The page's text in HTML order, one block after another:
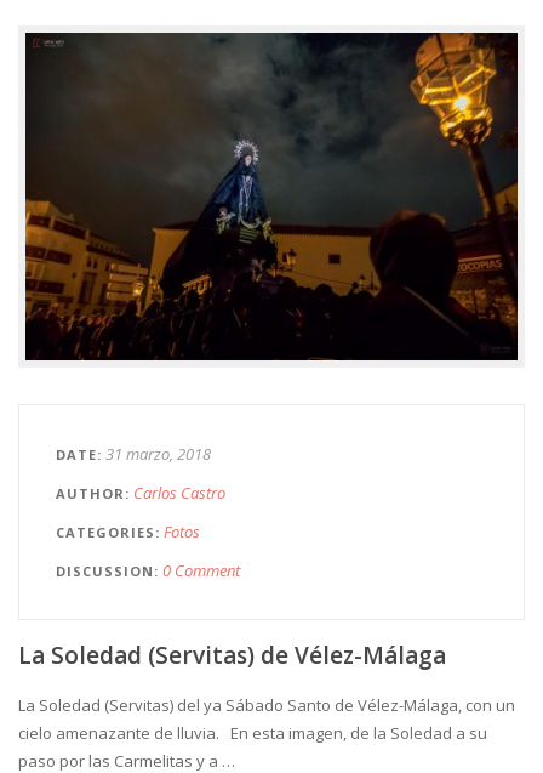
DATE 31 marzo, 2018
AUTHOR Carlos Castro
CATEGORIES Fotos
DISCUSSION 0 Comment
La Soledad (Servitas) de Vélez-Málaga
La Soledad (Servitas) del ya Sábado Santo de Vélez-Málaga, con un
cielo amenazante de lluvia. En esta imagen, de la Soledad a su
paso por las Carmelitas y a …